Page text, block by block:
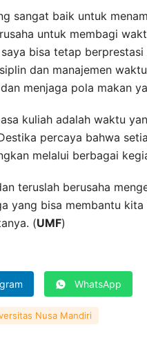
sangat baik untuk
untuk membagi
bisa tetap
dan manajemen
menjaga pola makan
kuliah adalah waktu
percaya bahwa
melalui berbagai
teruslah berusaha
yang bisa membantu
(UMF)
WhatsApp
Nusa Mandiri